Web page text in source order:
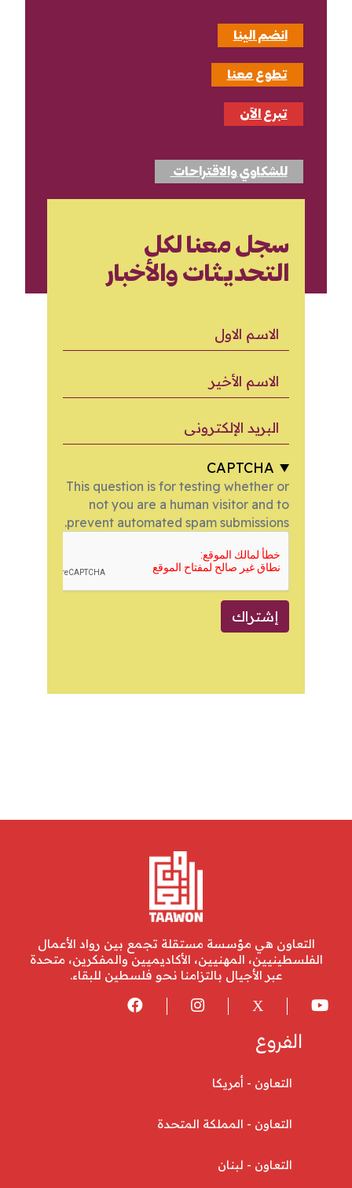
انضم الينا
تطوع معنا
تبرع الآن
للشكاوي والاقتراحات
سجل معنا لكل
التحديثات والأخبار
CAPTCHA
This question is for testing whether or
not you are a human visitor and to
prevent automated spam submissions.
إشتراك
التعاون هي مؤسسة مستقلة تجمع بين رواد الأعمال
الفلسطينيين، المهنيين، الأكاديميين والمفكرين، متحدة
عبر الأجيال بالتزامنا نحو فلسطين للبقاء.
الفروع
التعاون - أمريكا
التعاون - المملكة المتحدة
التعاون - لبنان